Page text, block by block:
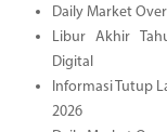
Daily Market
Libur Akhir
Digital
Informasi Tutup
2026